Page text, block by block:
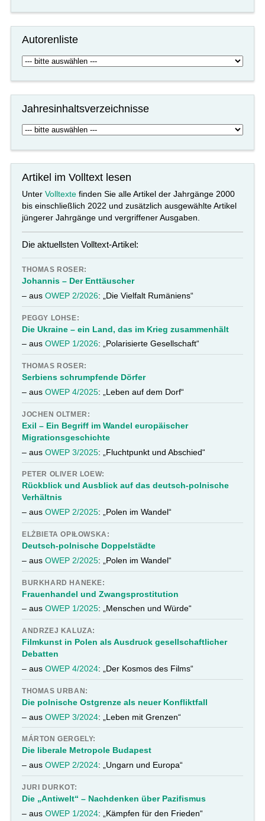
Autorenliste
Jahresinhaltsverzeichnisse
Artikel im Volltext lesen
UnterVolltexte finden Sie alle Artikel der Jahrgänge 2000
bis einschließlich 2022 und zusätzlich ausgewählte Artikel
jüngerer Jahrgänge und vergriffener Ausgaben.
Die aktuellsten Volltext-Artikel:
THOMAS ROSER:
Johannis – Der Enttäuscher
– ausOWEP 2/2026: „Die Vielfalt Rumäniens“
PEGGY LOHSE:
Die Ukraine – ein Land, das im Krieg zusammenhält
– ausOWEP 1/2026: „Polarisierte Gesellschaft“
THOMAS ROSER:
Serbiens schrumpfende Dörfer
– ausOWEP 4/2025: „Leben auf dem Dorf“
JOCHEN OLTMER:
Exil – Ein Begriff im Wandel europäischer
Migrationsgeschichte
– ausOWEP 3/2025: „Fluchtpunkt und Abschied“
PETER OLIVER LOEW:
Rückblick und Ausblick auf das deutsch-polnische
Verhältnis
– ausOWEP 2/2025: „Polen im Wandel“
ELŻBIETA OPIŁOWSKA:
Deutsch-polnische Doppelstädte
– ausOWEP 2/2025: „Polen im Wandel“
BURKHARD HANEKE:
Frauenhandel und Zwangsprostitution
– ausOWEP 1/2025: „Menschen und Würde“
ANDRZEJ KALUZA:
Filmkunst in Polen als Ausdruck gesellschaftlicher
Debatten
– ausOWEP 4/2024: „Der Kosmos des Films“
THOMAS URBAN:
Die polnische Ostgrenze als neuer Konfliktfall
– ausOWEP 3/2024: „Leben mit Grenzen“
MÁRTON GERGELY:
Die liberale Metropole Budapest
– ausOWEP 2/2024: „Ungarn und Europa“
JURI DURKOT:
Die „Antiwelt“ – Nachdenken über Pazifismus
– ausOWEP 1/2024: „Kämpfen für den Frieden“